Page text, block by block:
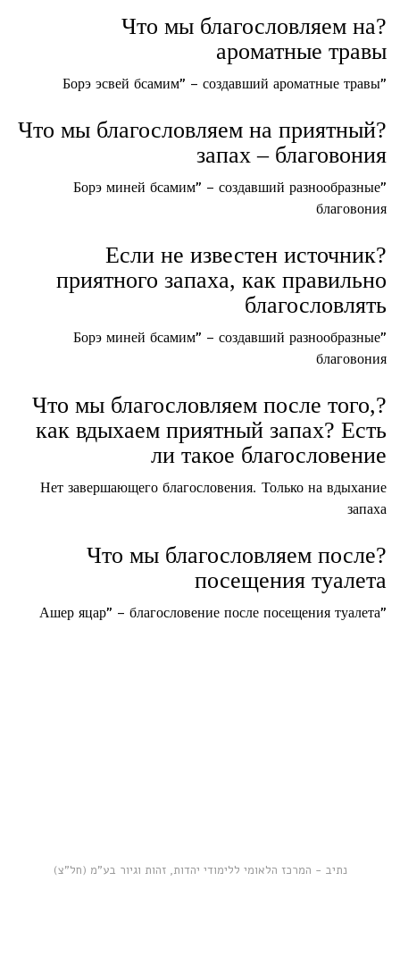
?Что мы благословляем на
ароматные травы
"Борэ эсвей бсамим" – создавший ароматные травы
?Что мы благословляем на приятный
запах – благовония
"Борэ миней бсамим" – создавший разнообразные
благовония
?Если не известен источник
приятного запаха, как правильно
благословлять
"Борэ миней бсамим" – создавший разнообразные
благовония
?Что мы благословляем после того,
как вдыхаем приятный запах? Есть
ли такое благословение
Нет завершающего благословения. Только на вдыхание
запаха
?Что мы благословляем после
посещения туалета
"Ашер яцар" – благословение после посещения туалета
נתיב - המרכז הלאומי ללימודי יהדות, זהות וגיור בע"מ (חל"צ)